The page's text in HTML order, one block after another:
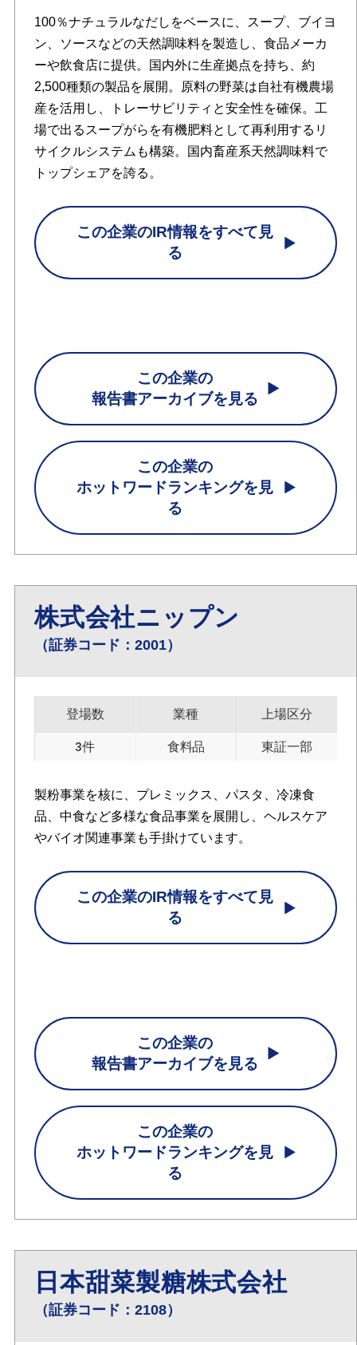
100％ナチュラルなだしをベースに、スープ、ブイヨ
ン、ソースなどの天然調味料を製造し、食品メーカ
ーや飲食店に提供。国内外に生産拠点を持ち、約
2,500種類の製品を展開。原料の野菜は自社有機農場
産を活用し、トレーサビリティと安全性を確保。工
場で出るスープがらを有機肥料として再利用するリ
サイクルシステムも構築。国内畜産系天然調味料で
トップシェアを誇る。
この企業のIR情報をすべて見
る
この企業の
報告書アーカイブを見る
この企業の
ホットワードランキングを見
る
株式会社ニップン
（証券コード：2001）
登場数
3件
業種
食料品
上場区分
東証一部
製粉事業を核に、プレミックス、パスタ、冷凍食
品、中食など多様な食品事業を展開し、ヘルスケア
やバイオ関連事業も手掛けています。
この企業のIR情報をすべて見
る
この企業の
報告書アーカイブを見る
この企業の
ホットワードランキングを見
る
日本甜菜製糖株式会社
（証券コード：2108）